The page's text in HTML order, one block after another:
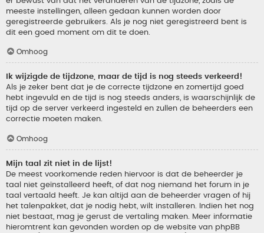
meeste instellingen, alleen gedaan kunnen worden door
geregistreerde gebruikers. Als je nog niet geregistreerd bent is
dit een goed moment om dit te doen.
Omhoog
Ik wijzigde de tijdzone, maar de tijd is nog steeds verkeerd!
Als je zeker bent dat je de correcte tijdzone en zomertijd goed
hebt ingevuld en de tijd is nog steeds anders, is waarschijnlijk de
tijd op de server verkeerd ingesteld en zullen de beheerders een
correctie moeten maken.
Omhoog
Mijn taal zit niet in de lijst!
De meest voorkomende reden hiervoor is dat de beheerder je
taal niet geïnstalleerd heeft, of dat nog niemand het forum in je
taal vertaald heeft. Je kan altijd aan de beheerder vragen of hij
het talenpakket, dat je nodig hebt, wilt installeren. Indien het nog
niet bestaat, mag je gerust de vertaling maken. Meer informatie
hieromtrent kan gevonden worden op de website van phpBB